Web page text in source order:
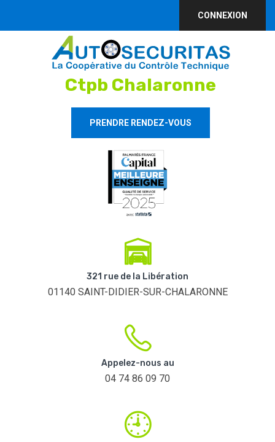
CONNEXION
Ctpb Chalaronne
PRENDRE RENDEZ-VOUS
321 rue de la Libération
01140 SAINT-DIDIER-SUR-CHALARONNE
Appelez-nous au
04 74 86 09 70